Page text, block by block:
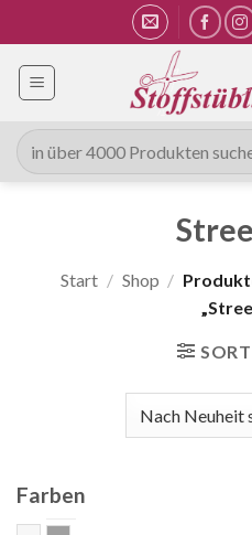
Inhalt
springen
Suche
nach:
Start / Shop /
Farben